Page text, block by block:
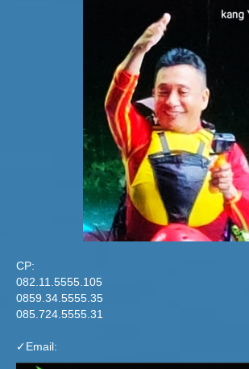
CP:
082.11.5555.105
0859.34.5555.35
085.724.5555.31
✓Email: